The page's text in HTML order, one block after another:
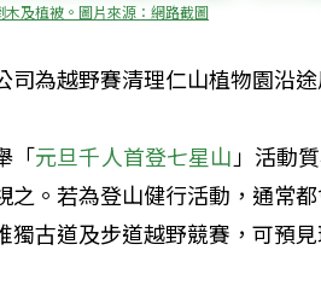
及植被。圖片來源：網路截圖
司為越野賽清理仁山植物園沿
「元旦千人首登七星山」活動
之。若為登山健行活動，通常
獨古道及步道越野競賽，可預